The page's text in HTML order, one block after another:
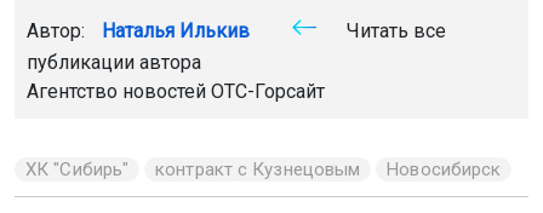
Автор: Наталья Илькив
Читать все
публикации автора
Агентство новостей ОТС-Горсайт
ХК "Сибирь" контракт с Кузнецовым Новосибирск